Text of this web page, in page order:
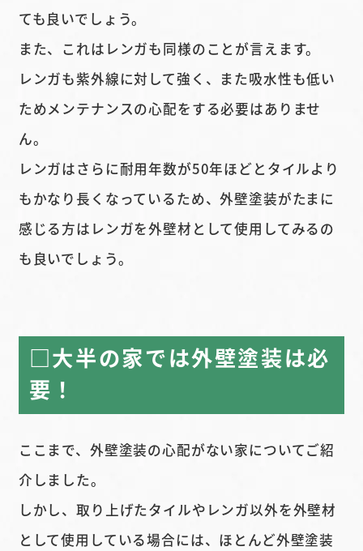
ても良いでしょう。
また、これはレンガも同様のことが言えます。
レンガも紫外線に対して強く、また吸水性も低い
ためメンテナンスの心配をする必要はありませ
ん。
レンガはさらに耐用年数が50年ほどとタイルより
もかなり長くなっているため、外壁塗装がたまに
感じる方はレンガを外壁材として使用してみるの
も良いでしょう。
□大半の家では外壁塗装は必
要！
ここまで、外壁塗装の心配がない家についてご紹
介しました。
しかし、取り上げたタイルやレンガ以外を外壁材
として使用している場合には、ほとんど外壁塗装